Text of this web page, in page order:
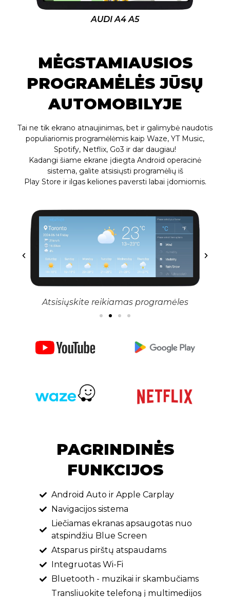
AUDI A4 A5
MĖGSTAMIAUSIOS
PROGRAMĖLĖS JŪSŲ
AUTOMOBILYJE
Tai ne tik ekrano atnaujinimas, bet ir galimybė naudotis
populiariomis programėlėmis kaip Waze, YT Music,
Spotify, Netflix, Go3 ir dar daugiau!
Kadangi šiame ekrane įdiegta Android operacinė
sistema, galite atsisiųsti programėlių iš
Play Store ir ilgas keliones paversti labai įdomiomis.
Atsisiųskite reikiamas programėles
PAGRINDINĖS
FUNKCIJOS
Android Auto ir Apple Carplay
Navigacijos sistema
Liečiamas ekranas apsaugotas nuo
atspindžiu Blue Screen
Atsparus pirštų atspaudams
Integruotas Wi-Fi
Bluetooth - muzikai ir skambučiams
Transliuokite telefoną į multimedijos